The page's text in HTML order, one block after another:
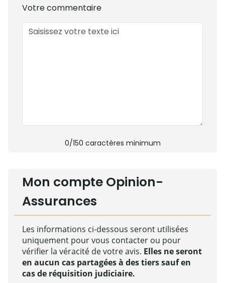
Votre commentaire
0/150 caractères minimum
Mon compte Opinion-
Assurances
Les informations ci-dessous seront utilisées
uniquement pour vous contacter ou pour
vérifier la véracité de votre avis. Elles ne seront
en aucun cas partagées à des tiers sauf en
cas de réquisition judiciaire.